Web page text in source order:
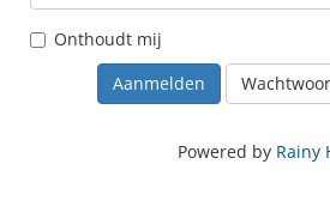
Onthoudt mij
Powered by Rainy